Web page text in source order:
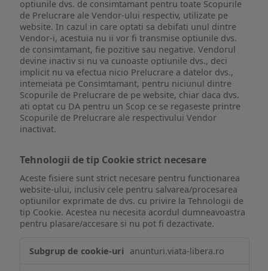
optiunile dvs. de consimtamant pentru toate Scopurile
de Prelucrare ale Vendor-ului respectiv, utilizate pe
website. In cazul in care optati sa debifati unul dintre
Vendor-i, acestuia nu ii vor fi transmise optiunile dvs.
de consimtamant, fie pozitive sau negative. Vendorul
devine inactiv si nu va cunoaste optiunile dvs., deci
implicit nu va efectua nicio Prelucrare a datelor dvs.,
intemeiata pe Consimtamant, pentru niciunul dintre
Scopurile de Prelucrare de pe website, chiar daca dvs.
ati optat cu DA pentru un Scop ce se regaseste printre
Scopurile de Prelucrare ale respectivului Vendor
inactivat.
Tehnologii de tip Cookie strict necesare
Aceste fisiere sunt strict necesare pentru functionarea
website-ului, inclusiv cele pentru salvarea/procesarea
optiunilor exprimate de dvs. cu privire la Tehnologii de
tip Cookie. Acestea nu necesita acordul dumneavoastra
pentru plasare/accesare si nu pot fi dezactivate.
de
anunturi.viata-libera.ro